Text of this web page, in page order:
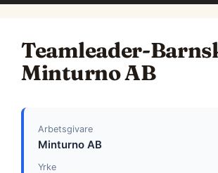
Teamleader-
Minturno AB
Arbetsgivare
Minturno AB
Yrke